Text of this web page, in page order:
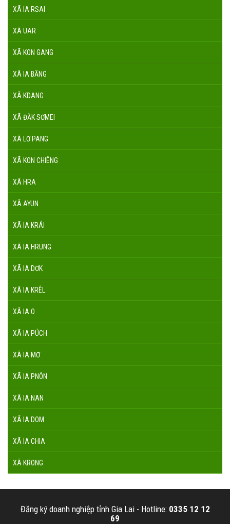
XÃ IA RSAI
XÃ UAR
XÃ KON GANG
XÃ IA BĂNG
XÃ KDANG
XÃ ĐĂK SƠMEI
XÃ LƠ PANG
XÃ KON CHIÊNG
XÃ HRA
XÃ AYUN
XÃ IA KRÁI
XÃ IA HRUNG
XÃ IA DƠK
XÃ IA KRÊL
XÃ IA O
XÃ IA PÚCH
XÃ IA MƠ
XÃ IA PNÔN
XÃ IA NAN
XÃ IA DOM
XÃ IA CHIA
XÃ KRONG
Đăng ký doanh nghiệp tỉnh Gia Lai - Hotline: 0335 12 12
69